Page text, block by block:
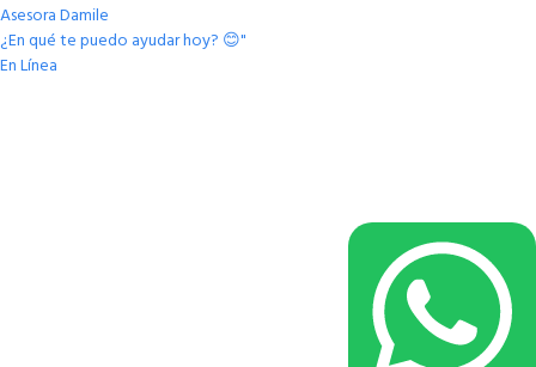
Asesora Damile
¿En qué te puedo ayudar hoy? 😊"
En Línea